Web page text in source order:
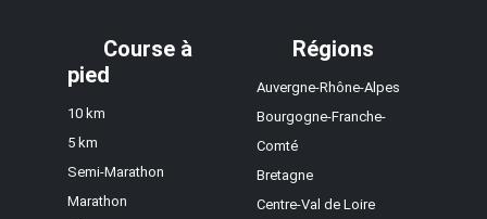
Course à
pied
10 km
5 km
Semi-Marathon
Marathon
Régions
Auvergne-Rhône-Alpes
Bourgogne-Franche-
Comté
Bretagne
Centre-Val de Loire